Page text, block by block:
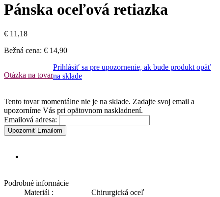
Pánska oceľová retiazka
€ 11,18
Bežná cena: € 14,90
Otázka na tovar
Prihlásiť sa pre upozornenie, ak bude produkt opäť
na sklade
Tento tovar momentálne nie je na sklade. Zadajte svoj email a
upozorníme Vás pri opätovnom naskladnení.
Emailová adresa:
Upozorniť Emailom
Podrobné informácie
Materiál :
Chirurgická oceľ